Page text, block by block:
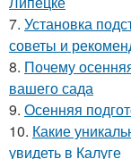
7. Установка
советы и
8. Почему
вашего сада
9. Осенняя
10. Какие
увидеть в Калуге